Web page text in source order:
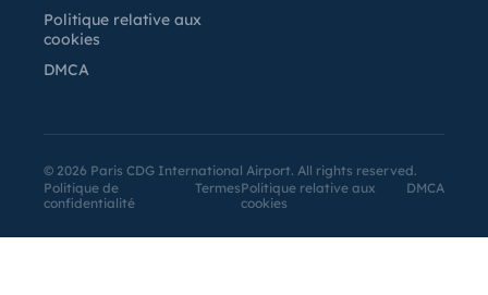
Politique relative aux
cookies
DMCA
© 2026 Paris CDG International Airport. All rights reserved.
Politique de
confidentialité
TermesPolitique relative aux
cookies
DMCA